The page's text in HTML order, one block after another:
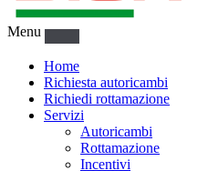
Menu
Home
Richiesta autoricambi
Richiedi rottamazione
Servizi
Autoricambi
Rottamazione
Incentivi